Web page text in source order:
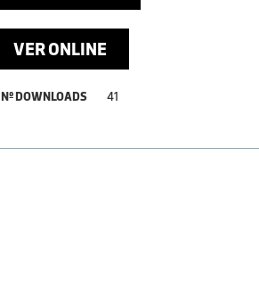
VER ONLINE
Nº DOWNLOADS 41